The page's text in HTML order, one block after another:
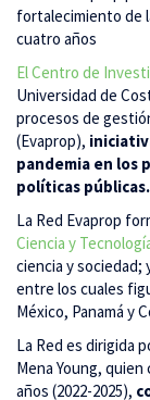
fortalecimiento de
cuatro años
El Centro de
Universidad de
procesos de
(Evaprop),
pandemia en los
políticas públicas.
La Red Evaprop
Ciencia y
ciencia y
entre los cuales
México, Panamá y
La Red es dirigida
Mena Young,
años (2022-2025),